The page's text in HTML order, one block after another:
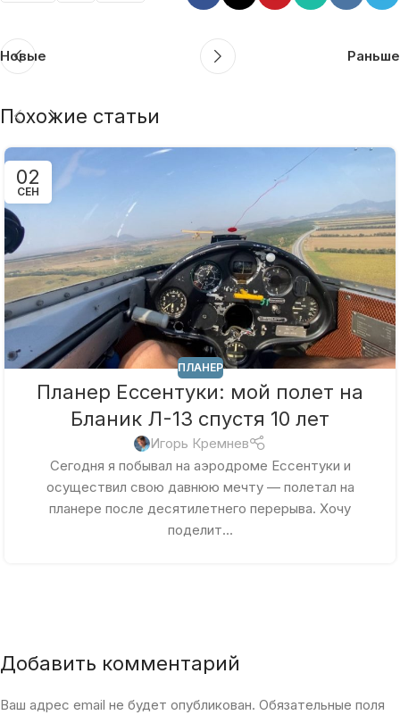
Новые Раньше
Похожие статьи
02
СЕН
ПЛАНЕР
Планер Ессентуки: мой полет на
Бланик Л-13 спустя 10 лет
Игорь Кремнев
Сегодня я побывал на аэродроме Ессентуки и
осуществил свою давнюю мечту — полетал на
планере после десятилетнего перерыва. Хочу
поделит...
Добавить комментарий
Ваш адрес email не будет опубликован. Обязательные поля